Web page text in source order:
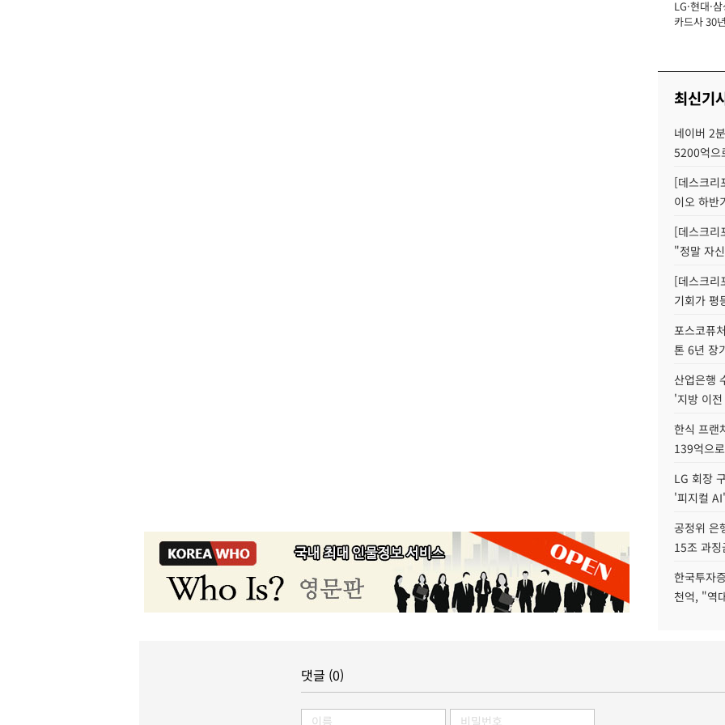
장
LG·현대·
카드사 30
최신기
네이버 2
5200억으
[데스크리
이오 하반
[데스크리
"정말 자
[데스크리
기회가 평
포스코퓨
톤 6년 장
산업은행
'지방 이
한식 프랜
139억으
LG 회장
'피지컬
공정위 은
15조 과
한국투자
천억, "역
댓글 (0)